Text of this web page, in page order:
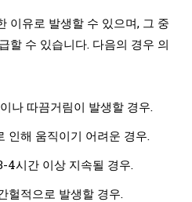
이유로 발생할 수 있으며, 그 중
할 수 있습니다. 다음의 경우 의
나 따끔거림이 발생할 경우.
인해 움직이기 어려운 경우.
4시간 이상 지속될 경우.
헐적으로 발생할 경우.